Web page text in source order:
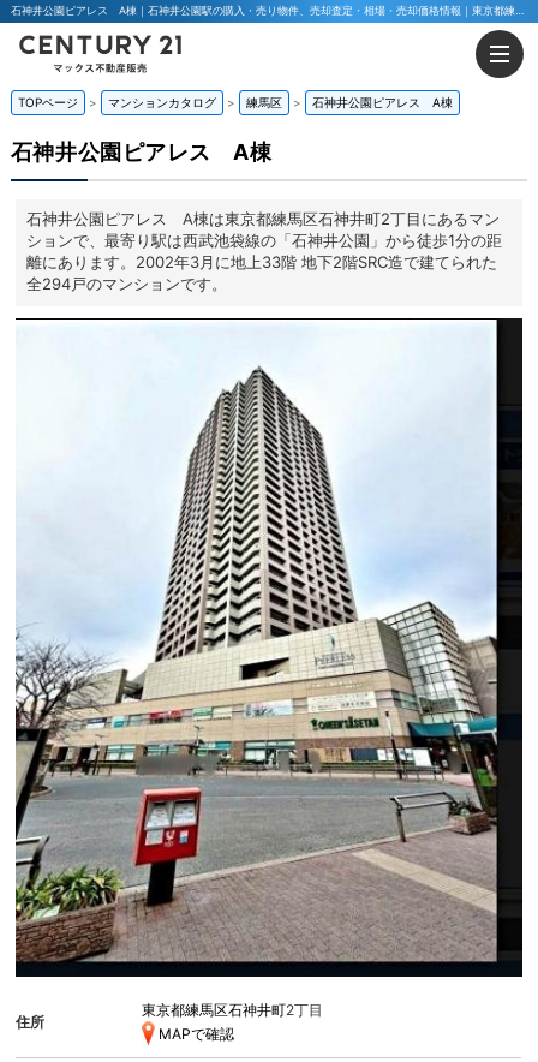
TOPページ マンションカタログ 練馬区 石神井公園ピアレス A棟
石神井公園ピアレス A棟
石神井公園ピアレス A棟は東京都練馬区石神井町2丁目にあるマン
ションで、最寄り駅は西武池袋線の「石神井公園」から徒歩1分の距
離にあります。2002年3月に地上33階 地下2階SRC造で建てられた
全294戸のマンションです。
住所
東京都練馬区石神井町2丁目
MAPで確認